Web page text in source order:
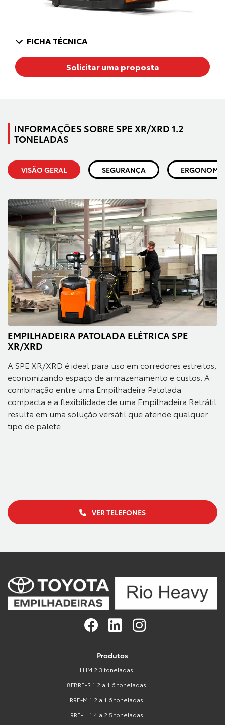
FICHA TÉCNICA
Solicitar uma proposta
INFORMAÇÕES SOBRE SPE XR/XRD 1.2
TONELADAS
VISÃO GERAL SEGURANÇA
EMPILHADEIRA PATOLADA ELÉTRICA SPE
XR/XRD
A SPE XR/XRD é ideal para uso em corredores estreitos,
economizando espaço de armazenamento e custos. A
combinação entre uma Empilhadeira Patolada
compacta e a flexibilidade de uma Empilhadeira Retrátil
resulta em uma solução versátil que atende qualquer
tipo de palete.
VER TELEFONES
Produtos
LHM 2.3 toneladas
8FBRE-S 1.2 a 1.6 toneladas
RRE-M 1.2 a 1.6 toneladas
RRE-H 1.4 a 2.5 toneladas